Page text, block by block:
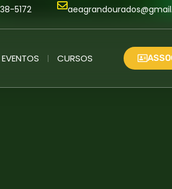
5172
EVENTOS CURSOS